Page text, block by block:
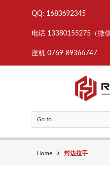
QQ: 1683692345
电话 13380155275（微信
座机 0769-89366747
Go to...
Home 封边拉手